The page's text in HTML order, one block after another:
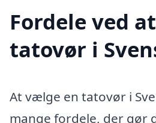
Fordele ved
tatovør i
At vælge en tatovør i
mange fordele, der gør